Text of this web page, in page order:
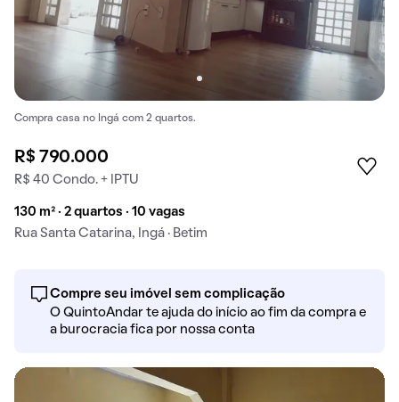
Compra casa no Ingá com 2 quartos.
R$ 790.000
R$ 40 Condo. + IPTU
130 m² · 2 quartos · 10 vagas
Rua Santa Catarina, Ingá · Betim
Compre seu imóvel sem complicação
O QuintoAndar te ajuda do início ao fim da compra e
a burocracia fica por nossa conta